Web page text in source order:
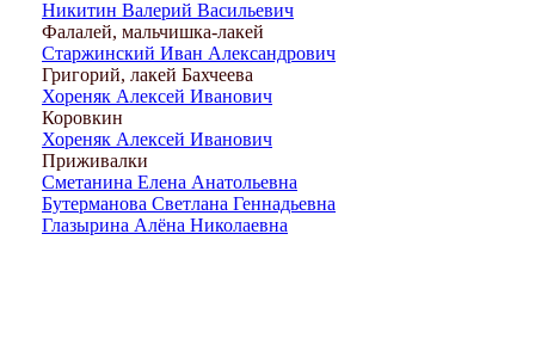
Никитин Валерий Васильевич
Фалалей, мальчишка-лакей
Старжинский Иван Александрович
Григорий, лакей Бахчеева
Хореняк Алексей Иванович
Коровкин
Хореняк Алексей Иванович
Приживалки
Сметанина Елена Анатольевна
Бутерманова Светлана Геннадьевна
Глазырина Алёна Николаевна